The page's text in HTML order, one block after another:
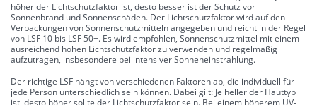
höher der Lichtschutzfaktor ist, desto besser ist der Schutz vor
Sonnenbrand und Sonnenschäden. Der Lichtschutzfaktor wird auf den
Verpackungen von Sonnenschutzmitteln angegeben und reicht in der Regel
von LSF 10 bis LSF 50+. Es wird empfohlen, Sonnenschutzmittel mit einem
ausreichend hohen Lichtschutzfaktor zu verwenden und regelmäßig
aufzutragen, insbesondere bei intensiver Sonneneinstrahlung.
Der richtige LSF hängt von verschiedenen Faktoren ab, die individuell für
jede Person unterschiedlich sein können. Dabei gilt: Je heller der Hauttyp
ist, desto höher sollte der Lichtschutzfaktor sein. Bei einem höherem UV-